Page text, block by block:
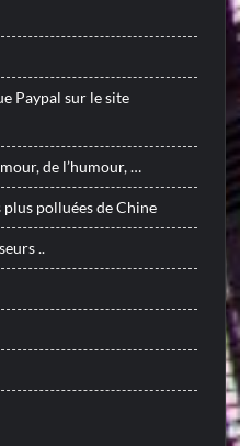
Paypal sur le site
de l’humour, …
polluées de Chine
..